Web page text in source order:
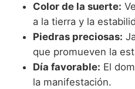
Color de la suerte:
a la tierra y la
Piedras preciosas:
que promueven la
Día favorable: El
la manifestación.